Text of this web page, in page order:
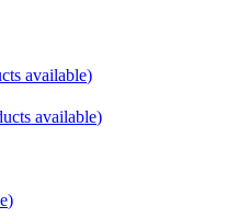
available)
available)
)